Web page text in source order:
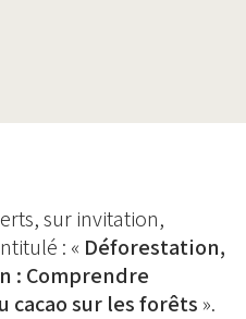
sur invitation,
: « Déforestation,
: Comprendre
cacao sur les forêts ».